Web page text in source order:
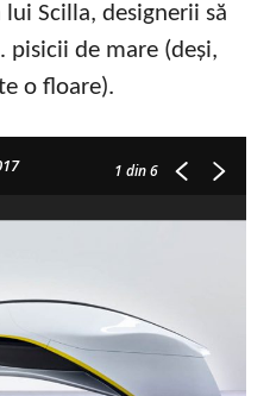
Scilla, designerii să
de mare (deși,
o floare).
1 din 6